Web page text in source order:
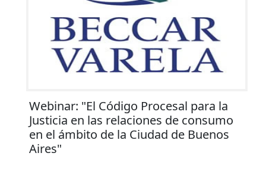
Webinar: "El Código Procesal para la
Justicia en las relaciones de consumo
en el ámbito de la Ciudad de Buenos
Aires"